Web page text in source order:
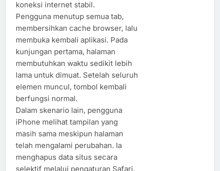
koneksi internet stabil.
Pengguna menutup semua tab,
membersihkan cache browser, lalu
membuka kembali aplikasi. Pada
kunjungan pertama, halaman
membutuhkan waktu sedikit lebih
lama untuk dimuat. Setelah seluruh
elemen muncul, tombol kembali
berfungsi normal.
Dalam skenario lain, pengguna
iPhone melihat tampilan yang
masih sama meskipun halaman
telah mengalami perubahan. Ia
menghapus data situs secara
selektif melalui pengaturan Safari.